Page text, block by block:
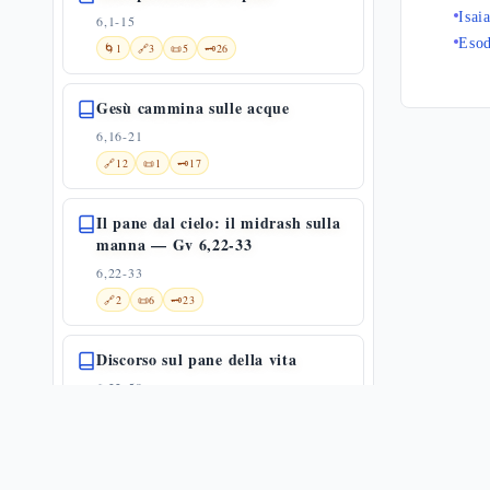
6,1-15
🌀 1 🔗3 📜5 🗝️26
Gesù cammina sulle acque
6,16-21
🔗12 📜1 🗝️17
Il pane dal cielo: il midrash sulla
manna — Gv 6,22-33
6,22-33
🔗2 📜6 🗝️23
Discorso sul pane della vita
6,22-59